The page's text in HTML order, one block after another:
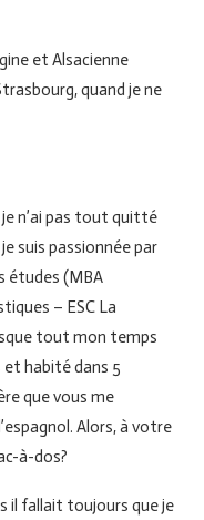
et Alsacienne
quand je ne
je n’ai pas tout quitté
suis passionnée par
études (MBA
– ESC La
tout mon temps
et habité dans 5
que vous me
Alors, à votre
à-dos?
il fallait toujours que je